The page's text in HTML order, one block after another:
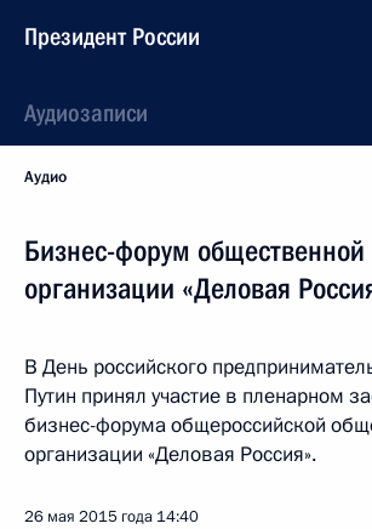
Президент России
Аудиозаписи
Аудио
Бизнес-форум общественной
организации «Деловая
В День российского
Путин принял участие в пленарном
бизнес-форума общероссийской
организации «Деловая Россия».
26 мая 2015 года 14:40